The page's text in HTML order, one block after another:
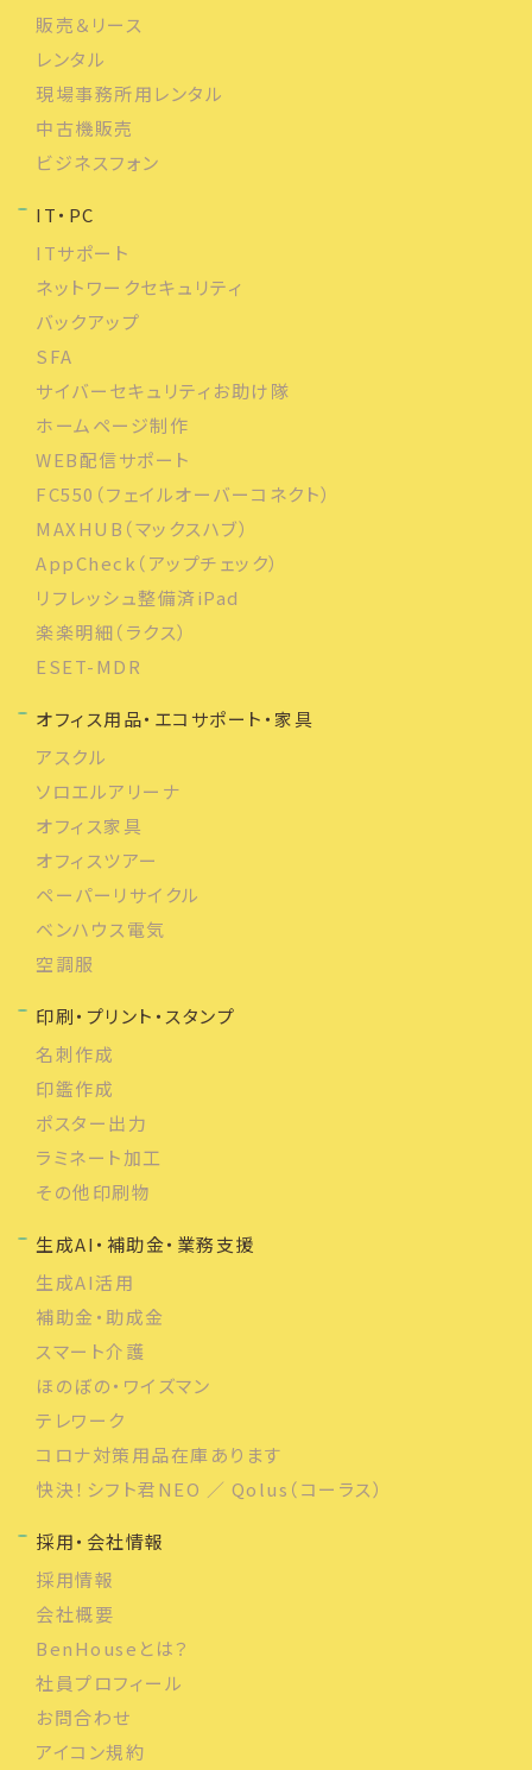
販売＆リース
レンタル
現場事務所用レンタル
中古機販売
ビジネスフォン
IT・PC
ITサポート
ネットワークセキュリティ
バックアップ
SFA
サイバーセキュリティお助け隊
ホームページ制作
WEB配信サポート
FC550（フェイルオーバーコネクト）
MAXHUB（マックスハブ）
AppCheck（アップチェック）
リフレッシュ整備済iPad
楽楽明細（ラクス）
ESET-MDR
オフィス用品・エコサポート・家具
アスクル
ソロエルアリーナ
オフィス家具
オフィスツアー
ペーパーリサイクル
ベンハウス電気
空調服
印刷・プリント・スタンプ
名刺作成
印鑑作成
ポスター出力
ラミネート加工
その他印刷物
生成AI・補助金・業務支援
生成AI活用
補助金・助成金
スマート介護
ほのぼの・ワイズマン
テレワーク
コロナ対策用品在庫あります
快決！シフト君NEO ／ Qolus（コーラス）
採用・会社情報
採用情報
会社概要
BenHouseとは？
社員プロフィール
お問合わせ
アイコン規約